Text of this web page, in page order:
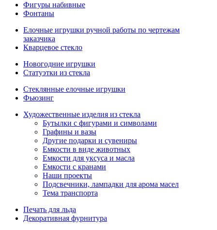
Фигуры набивные
Фонтаны
Елочные игрушки ручной работы по чертежам
заказчика
Кварцевое стекло
Новогодние игрушки
Статуэтки из стекла
Стеклянные елочные игрушки
Фьюзинг
Художественные изделия из стекла
Бутылки с фигурами и символами
Графины и вазы
Другие подарки и сувениры
Емкости в виде животных
Емкости для уксуса и масла
Емкости с кранами
Наши проекты
Подсвечники, лампадки для арома масел
Тема транспорта
Печать для льда
Декоративная фурнитура